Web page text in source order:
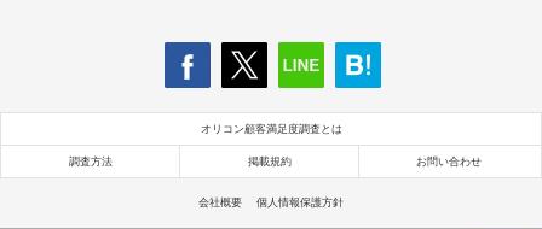
オリコン顧客満足度調査とは
調査方法 掲載規約 お問い合わせ
会社概要 個人情報保護方針